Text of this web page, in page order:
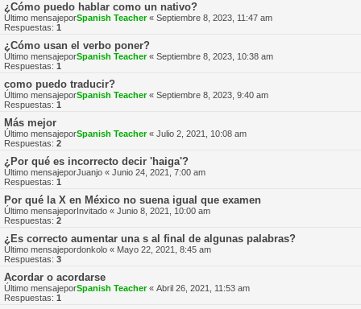
¿Cómo puedo hablar como un nativo?
Último mensajeporSpanish Teacher« Septiembre 8, 2023, 11:47 am
Respuestas: 1
¿Cómo usan el verbo poner?
Último mensajeporSpanish Teacher« Septiembre 8, 2023, 10:38 am
Respuestas: 1
como puedo traducir?
Último mensajeporSpanish Teacher« Septiembre 8, 2023, 9:40 am
Respuestas: 1
Más mejor
Último mensajeporSpanish Teacher« Julio 2, 2021, 10:08 am
Respuestas: 2
¿Por qué es incorrecto decir 'haiga'?
Último mensajeporJuanjo « Junio 24, 2021, 7:00 am
Respuestas: 1
Por qué la X en México no suena igual que examen
Último mensajeporInvitado « Junio 8, 2021, 10:00 am
Respuestas: 2
¿Es correcto aumentar una s al final de algunas palabras?
Último mensajepordonkolo « Mayo 22, 2021, 8:45 am
Respuestas: 3
Acordar o acordarse
Último mensajeporSpanish Teacher« Abril 26, 2021, 11:53 am
Respuestas: 1